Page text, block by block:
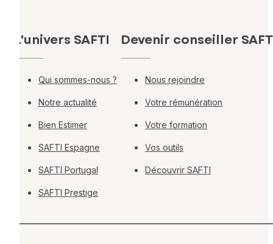
L'univers SAFTI
Qui sommes-nous ?
Notre actualité
Bien Estimer
SAFTI Espagne
SAFTI Portugal
SAFTI Prestige
Devenir conseiller
Nous rejoindre
Votre rémunération
Votre formation
Vos outils
Découvrir SAFTI